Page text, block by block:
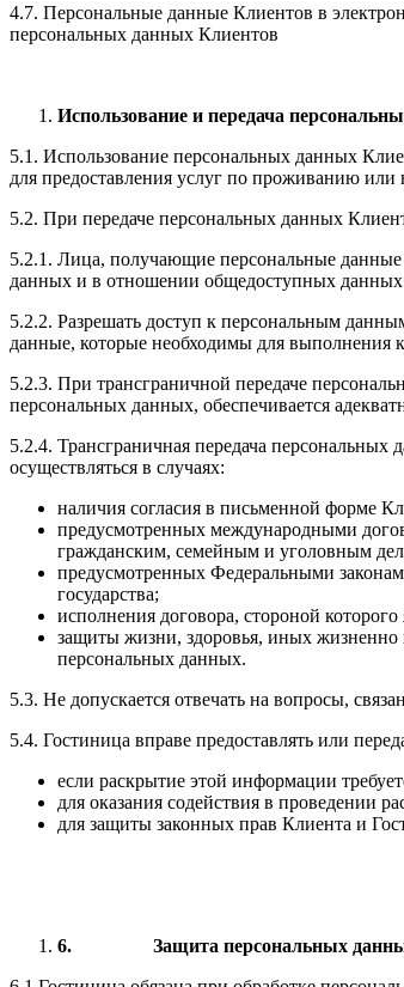
4.7. Персональные данные Клиентов в
персональных данных Клиентов
Использование и передача
5.1. Использование персональных данных
для предоставления услуг по проживанию
5.2. При передаче персональных данных
5.2.1. Лица, получающие персональные данные
данных и в отношении общедоступных
5.2.2. Разрешать доступ к персональным
данные, которые необходимы для выполнения
5.2.3. При трансграничной передаче
персональных данных, обеспечивается
5.2.4. Трансграничная передача
осуществляться в случаях:
наличия согласия в письменной форме
предусмотренных международными
гражданским, семейным и уголовным
предусмотренных Федеральными
государства;
исполнения договора, стороной
защиты жизни, здоровья, иных жизненно
персональных данных.
5.3. Не допускается отвечать на вопросы,
5.4. Гостиница вправе предоставлять или
если раскрытие этой информации
для оказания содействия в проведении
для защиты законных прав Клиента и
6. Защита персональных